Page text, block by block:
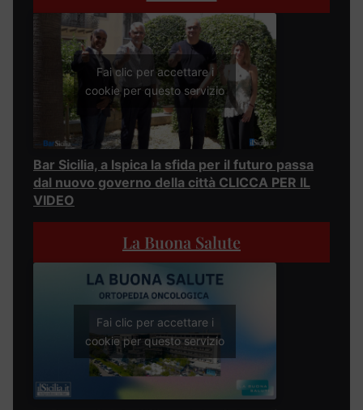
Fai clic per accettare i
cookie per questo servizio
Bar Sicilia, a Ispica la sfida per il futuro passa
dal nuovo governo della città CLICCA PER IL
VIDEO
La Buona Salute
Fai clic per accettare i
cookie per questo servizio